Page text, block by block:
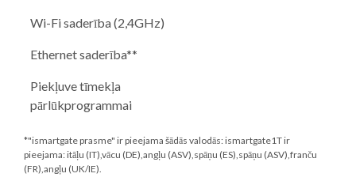
Wi-Fi saderība (2,4GHz)
Ethernet saderība**
Piekļuve tīmekļa
pārlūkprogrammai
*"ismartgate prasme" ir pieejama šādās valodās: ismartgate1T ir
pieejama: itāļu (IT),vācu (DE),angļu (ASV),spāņu (ES),spāņu (ASV),franču
(FR),angļu (UK/IE).